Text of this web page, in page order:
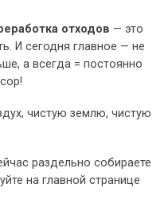
отходов — это
И сегодня главное — не
а всегда = постоянно
чистую землю, чистую
раздельно собираете
на главной странице